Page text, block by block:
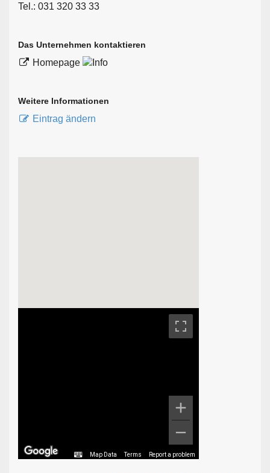
Tel.: 031 320 33 33
Das Unternehmen kontaktieren
Homepage
Weitere Informationen
Eintrag ändern
Map Data Terms Report a problem